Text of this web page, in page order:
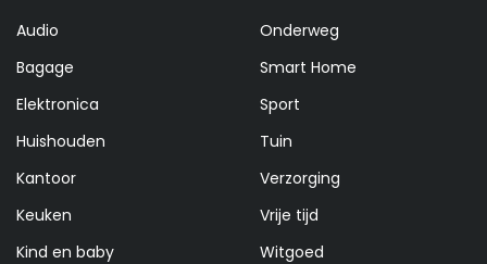
Audio
Bagage
Elektronica
Huishouden
Kantoor
Keuken
Kind en baby
Onderweg
Smart Home
Sport
Tuin
Verzorging
Vrije tijd
Witgoed